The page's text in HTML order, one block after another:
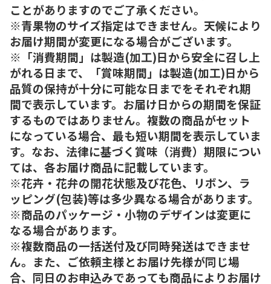
ことがありますのでご了承ください。
※青果物のサイズ指定はできません。天候により
お届け期間が変更になる場合がございます。
※「消費期間」は製造(加工)日から安全に召し上
がれる日まで、「賞味期間」は製造(加工)日から
品質の保持が十分に可能な日までをそれぞれ期
間で表示しています。お届け日からの期間を保証
するものではありません。複数の商品がセット
になっている場合、最も短い期間を表示していま
す。なお、法律に基づく賞味（消費）期限につい
ては、各お届け商品に記載しています。
※花卉・花弁の開花状態及び花色、リボン、ラ
ッピング(包装)等は多少異なる場合があります。
※商品のパッケージ・小物のデザインは変更に
なる場合があります。
※複数商品の一括送付及び同時発送はできませ
ん。また、ご依頼主様とお届け先様が同じ場
合、同日のお申込みであっても商品によりお届け